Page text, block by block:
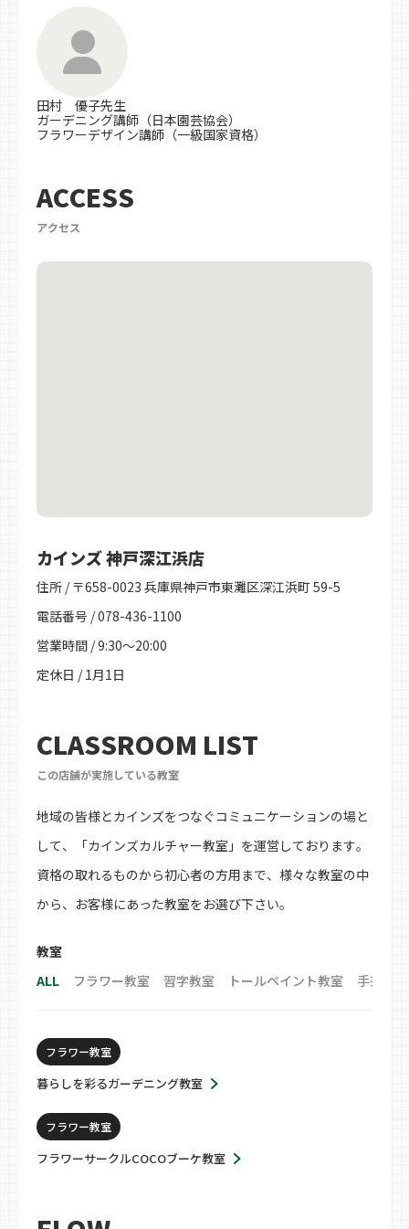
田村 優子先生
ガーデニング講師（日本園芸協会）
フラワーデザイン講師（一級国家資格）
ACCESS
アクセス
カインズ 神戸深江浜店
住所 / 〒658-0023 兵庫県神戸市東灘区深江浜町 59-5
電話番号 / 078-436-1100
営業時間 / 9:30～20:00
定休日 / 1月1日
CLASSROOM LIST
この店舗が実施している教室
地域の皆様とカインズをつなぐコミュニケーションの場と
して、「カインズカルチャー教室」を運営しております。
資格の取れるものから初心者の方用まで、様々な教室の中
から、お客様にあった教室をお選び下さい。
教室
ALL
フラワー教室 習字教室 トールペイント教室 手芸教室
フラワー教室
暮らしを彩るガーデニング教室
フラワー教室
フラワーサークルCOCOブーケ教室